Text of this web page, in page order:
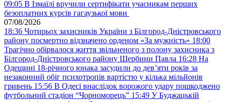
09:05 В Ізмаїлі вручили сертифікати учасникам перших
безоплатних курсів гагаузької мови
07/08/2026
18:36 Чотирьох захисників України з Білгород-Дністровського
району посмертно відзначено орденом «За мужність» 18:00
Трагічно обірвалося життя звільненого з полону захисника з
Білгород-Дністровського району Щербини Павла 16:28 На
Одещині 18-річного юнака засудили до дев’яти років за
незаконний обіг психотропів вартістю у кілька мільйонів
гривень 15:56 В Одесі внаслідок ворожого удару пошкоджено
футбольний стадіон “Чорноморець” 15:49 У Буджацькій